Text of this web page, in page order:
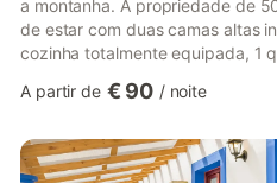
a montanha. A propriedade de
de estar com duas camas altas
cozinha totalmente equipada, 1
adicionais incluem acesso Wi-Fi
dedicado para trabalhadores de
televisão inteligente com
A partir de € 90 / noite